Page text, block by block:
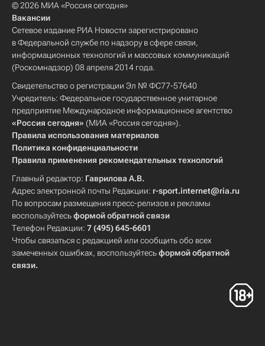
© 2026 МИА «Россия сегодня»
Вакансии
Сетевое издание РИА Новости зарегистрировано
в Федеральной службе по надзору в сфере связи,
информационных технологий и массовых коммуникаций
(Роскомнадзор) 08 апреля 2014 года.
Свидетельство о регистрации Эл № ФС77-57640
Учредитель: Федеральное государственное унитарное
предприятие Международное информационное агентство
«Россия сегодня» (МИА «Россия сегодня»).
Правила использования материалов
Политика конфиденциальности
Правила применения рекомендательных технологий
Главный редактор: Гаврилова А.В.
Адрес электронной почты Редакции: r-sport.internet@ria.ru
По вопросам размещения пресс-релизов и рекламы
воспользуйтесьформой обратной связи
Телефон Редакции: 7 (495) 645-6601
Чтобы связаться с редакцией или сообщить обо всех
замеченных ошибках, воспользуйтесьформой обратной
связи.